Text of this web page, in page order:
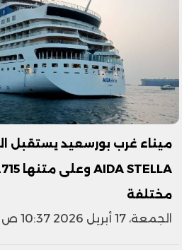
ميناء غرب بورسعيد يستقبل
مختلفة
الجمعة، 17 أبريل 2026 10:37 ص